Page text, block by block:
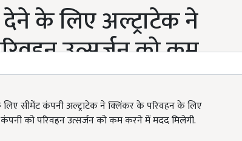
देने के लिए अल्ट्राटेक ने
उत्सर्जन को कम
लिए सीमेंट कंपनी अल्ट्राटेक ने क्लिंकर के परिवहन के लिए
को परिवहन उत्सर्जन को कम करने में मदद मिलेगी.